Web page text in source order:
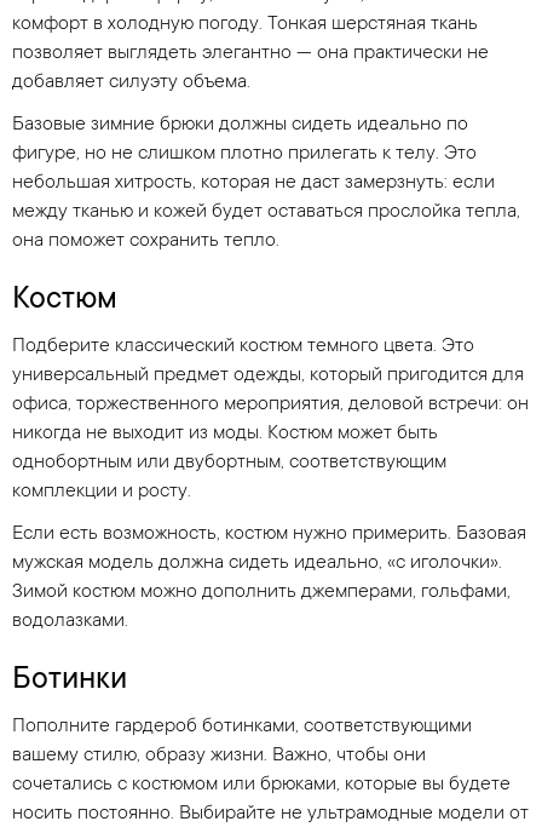
комфорт в холодную погоду. Тонкая шерстяная ткань
позволяет выглядеть элегантно — она практически не
добавляет силуэту объема.
Базовые зимние брюки должны сидеть идеально по
фигуре, но не слишком плотно прилегать к телу. Это
небольшая хитрость, которая не даст замерзнуть: если
между тканью и кожей будет оставаться прослойка тепла,
она поможет сохранить тепло.
Костюм
Подберите классический костюм темного цвета. Это
универсальный предмет одежды, который пригодится для
офиса, торжественного мероприятия, деловой встречи: он
никогда не выходит из моды. Костюм может быть
однобортным или двубортным, соответствующим
комплекции и росту.
Если есть возможность, костюм нужно примерить. Базовая
мужская модель должна сидеть идеально, «с иголочки».
Зимой костюм можно дополнить джемперами, гольфами,
водолазками.
Ботинки
Пополните гардероб ботинками, соответствующими
вашему стилю, образу жизни. Важно, чтобы они
сочетались с костюмом или брюками, которые вы будете
носить постоянно. Выбирайте не ультрамодные модели от